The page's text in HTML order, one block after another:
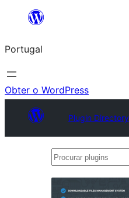
Saltar
o
conteúdo
Portugal
Obter o WordPress
Plugin Directory
Procurar